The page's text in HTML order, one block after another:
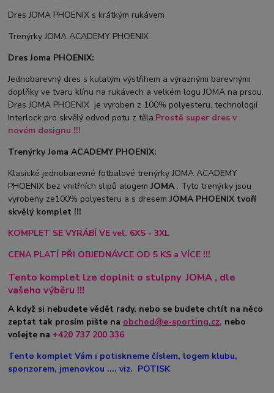
Dres JOMA PHOENIX s krátkým rukávem
Trenýrky JOMA ACADEMY PHOENIX
Dres Joma PHOENIX:
Jednobarevný dres s kulatým výstřihem a výraznými barevnými
doplňky ve tvaru klínu na rukávech a velkém logu JOMA na prsou.
Dres JOMA PHOENIX je vyroben z 100% polyesteru, technologií
Interlock pro skvělý odvod potu z těla.Prostě super dres v
novém designu !!!
Trenýrky Joma ACADEMY PHOENIX:
Klasické jednobarevné fotbalové trenýrky JOMA ACADEMY
PHOENIX bez vnitřních slipů alogem JOMA . Tyto trenýrky jsou
vyrobeny ze100% polyesteru a s dresemJOMA PHOENIX tvoří
skvělý komplet !!!
KOMPLET SE VYRÁBÍ VE vel. 6XS - 3XL
CENA PLATÍ PŘI OBJEDNÁVCE OD 5 KS a VÍCE !!!
Tento komplet lze doplnit o stulpny JOMA , dle
vašeho výběru !!!
A když si nebudete vědět rady, nebo se budete chtít na něco
zeptat tak prosím pište na obchod@e-sporting.cz, nebo
volejte na +420 737 200 336
Tento komplet Vám i potiskneme číslem, logem klubu,
sponzorem, jmenovkou .... viz. POTISK